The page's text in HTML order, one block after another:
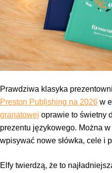
Prawdziwa klasyka
Preston Publishing na 2026 w
granatowej oprawie to świetny
prezentu językowego. Można
wpisywać nowe słówka, cele i
Elfy twierdzą, że to